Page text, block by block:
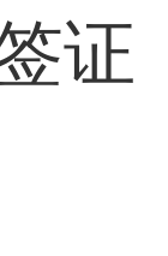
证